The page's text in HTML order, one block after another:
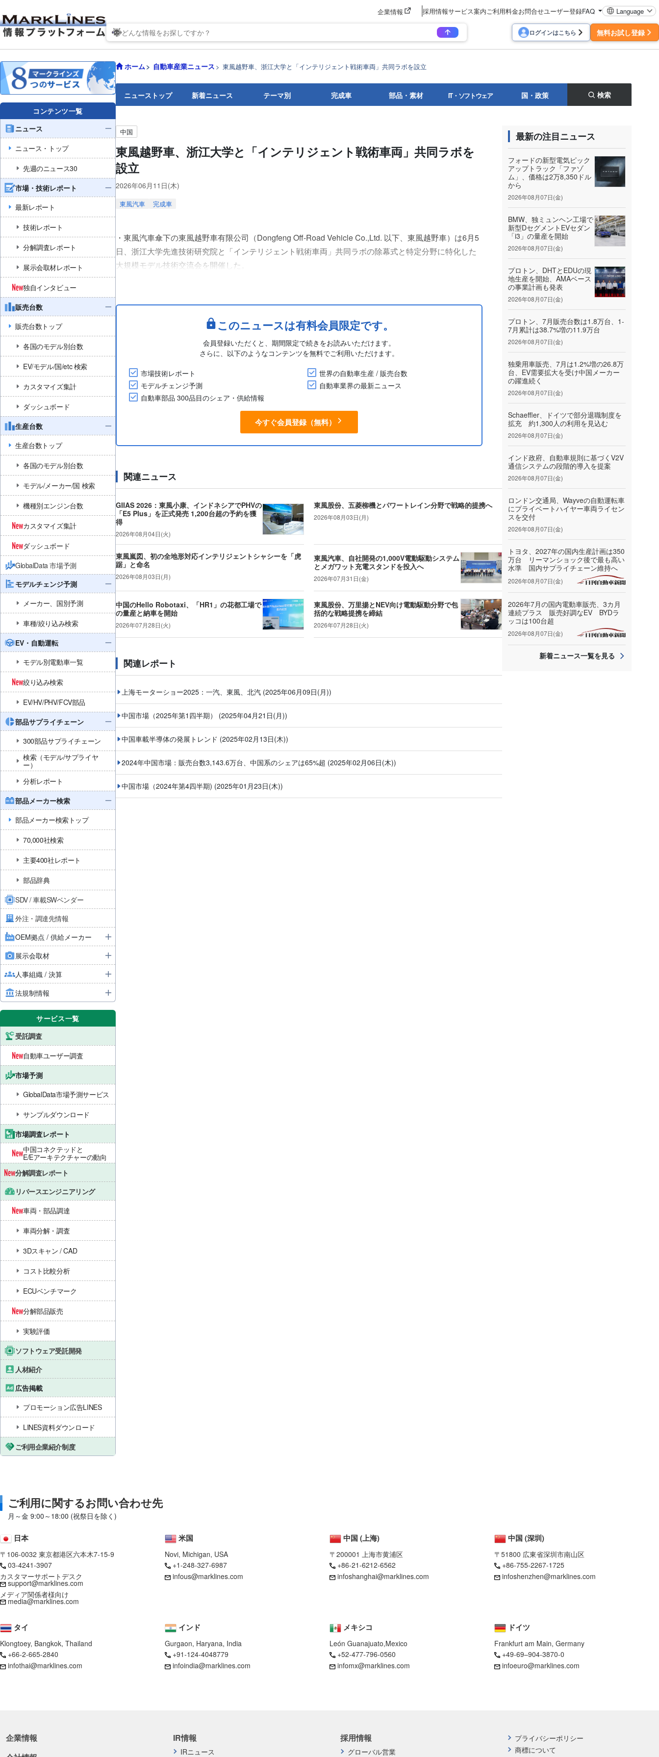
企業情報 採用情報サービス案内 ご利用料金お問合せユーザー登録FAQ Language
ログインはこちら 無料お試し登録
コンテンツ一覧
ニュース
ニュース・トップ
先週のニュース30
市場・技術レポート
最新レポート
技術レポート
分解調査レポート
展示会取材レポート
独自インタビュー
販売台数
販売台数トップ
各国のモデル別台数
EV/モデル/国/etc 検索
カスタマイズ集計
ダッシュボード
生産台数
生産台数トップ
各国のモデル別台数
モデル/メーカー/国 検索
機種別エンジン台数
カスタマイズ集計
ダッシュボード
GlobalData 市場予測
モデルチェンジ予測
メーカー、国別予測
車種/絞り込み検索
EV・自動運転
モデル別電動車一覧
絞り込み検索
EV/HV/PHV/FCV部品
部品サプライチェーン
300部品サプライチェーン
検索（モデル/サプライヤ
ー）
分析レポート
部品メーカー検索
部品メーカー検索トップ
70,000社検索
主要400社レポート
部品辞典
SDV / 車載SWベンダー
外注・調達先情報
OEM拠点 / 供給メーカー
展示会取材
人事組織 / 決算
法規制情報
サービス一覧
受託調査
自動車ユーザー調査
市場予測
GlobalData市場予測サービス
サンプルダウンロード
市場調査レポート
中国コネクテッドと
E/Eアーキテクチャーの動向
分解調査レポート
リバースエンジニアリング
車両・部品調達
車両分解・調査
3Dスキャン / CAD
コスト比較分析
ECUベンチマーク
分解部品販売
実験評価
ソフトウェア受託開発
人材紹介
広告掲載
プロモーション広告LINES
LINES資料ダウンロード
ご利用企業紹介制度
ホーム 自動車産業ニュース 東風越野車、浙江大学と「インテリジェント戦術車両」共同ラボを設立
ニューストップ 新着ニュース テーマ別 完成車 部品・素材 IT・ソフトウェア 国・政策 検索
中国
東風越野車、浙江大学と「インテリジェント戦術車両」共同ラボを
設立
2026年06月11日(木)
東風汽車 完成車
・東風汽車傘下の東風越野車有限公司（Dongfeng Off-Road Vehicle Co.,Ltd. 以下、東風越野車）は6月5
日、浙江大学先進技術研究院と「インテリジェント戦術車両」共同ラボの除幕式と特定分野に特化した
大規模モデル技術交流会を開催した。
このニュースは有料会員限定です。
会員登録いただくと、期間限定で続きをお読みいただけます。
さらに、以下のようなコンテンツを無料でご利用いただけます。
市場技術レポート
世界の自動車生産 / 販売台数
モデルチェンジ予測
自動車業界の最新ニュース
自動車部品 300品目のシェア・供給情報
今すぐ会員登録（無料）
関連ニュース
GIIAS 2026：東風小康、インドネシアでPHVの
「E5 Plus」を正式発売 1,200台超の予約を獲
得
2026年08月04日(火)
東風股份、五菱柳機とパワートレイン分野で戦略的提携へ
2026年08月03日(月)
東風嵐図、初の全地形対応インテリジェントシャシーを「虎
踞」と命名
2026年08月03日(月)
東風汽車、自社開発の1,000V電動駆動システム
とメガワット充電スタンドを投入へ
2026年07月31日(金)
中国のHello Robotaxi、「HR1」の花都工場で
の量産と納車を開始
2026年07月28日(火)
東風股份、万里揚とNEV向け電動駆動分野で包
括的な戦略提携を締結
2026年07月28日(火)
関連レポート
上海モーターショー2025：一汽、東風、北汽 (2025年06月09日(月))
中国市場（2025年第1四半期） (2025年04月21日(月))
中国車載半導体の発展トレンド (2025年02月13日(木))
2024年中国市場：販売台数3,143.6万台、中国系のシェアは65%超 (2025年02月06日(木))
中国市場（2024年第4四半期) (2025年01月23日(木))
最新の注目ニュース
フォードの新型電気ピック
アップトラック「ファゾ
ム」、価格は2万8,350ドル
から
2026年08月07日(金)
BMW、独ミュンヘン工場で
新型DセグメントEVセダン
「i3」の量産を開始
2026年08月07日(金)
プロトン、DHTとEDUの現
地生産を開始、AMAベース
の事業計画も発表
2026年08月07日(金)
プロトン、7月販売台数は1.8万台、1-
7月累計は38.7%増の11.9万台
2026年08月07日(金)
独乗用車販売、7月は1.2%増の26.8万
台、EV需要拡大を受け中国メーカー
の躍進続く
2026年08月07日(金)
Schaeffler、ドイツで部分退職制度を
拡充 約1,300人の利用を見込む
2026年08月07日(金)
インド政府、自動車規則に基づくV2V
通信システムの段階的導入を提案
2026年08月07日(金)
ロンドン交通局、Wayveの自動運転車
にプライベートハイヤー車両ライセン
スを交付
2026年08月07日(金)
トヨタ、2027年の国内生産計画は350
万台 リーマンショック後で最も高い
水準 国内サプライチェーン維持へ
2026年08月07日(金)
2026年7月の国内電動車販売、3カ月
連続プラス 販売好調なEV BYDラ
ッコは100台超
2026年08月07日(金)
新着ニュース一覧を見る
ご利用に関するお問い合わせ先
月～金 9:00～18:00 (祝祭日を除く)
日本
〒106-0032 東京都港区六本木7-15-9
03-4241-3907
カスタマーサポートデスク
support@marklines.com
メディア関係者様向け
media@marklines.com
米国
Novi, Michigan, USA
+1-248-327-6987
infous@marklines.com
メキシコ
León Guanajuato,Mexico
+52-477-796-0560
infomx@marklines.com
ドイツ
Frankfurt am Main, Germany
+49-69–904-3870-0
infoeuro@marklines.com
中国 (上海)
〒200001 上海市黄浦区
+86-21-6212-6562
infoshanghai@marklines.com
中国 (深圳)
〒51800 広東省深圳市南山区
+86-755-2267-1725
infoshenzhen@marklines.com
タイ
Klongtoey, Bangkok, Thailand
+66-2-665-2840
infothai@marklines.com
インド
Gurgaon, Haryana, India
+91-124-4048779
infoindia@marklines.com
企業情報
プライバシーポリシー
商標について
採用情報
グローバル営業
IR情報
IRニュース